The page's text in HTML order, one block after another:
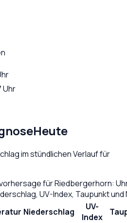
Uhr
Heute
im stündlichen Verlauf für
fürRiedbergerhorn:
UV-Index, Taupunkt
Niederschlag
UV-
Index